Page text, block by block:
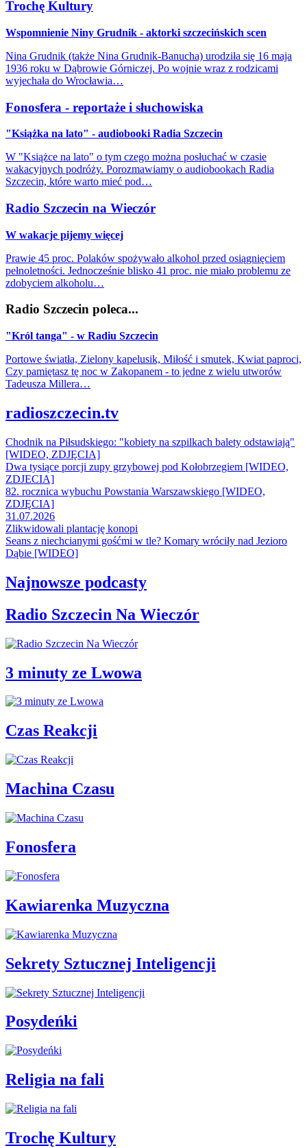
Trochę Kultury
Wspomnienie Niny Grudnik - aktorki szczecińskich scen
Nina Grudnik (także Nina Grudnik-Banucha) urodziła się 16 maja
1936 roku w Dąbrowie Górniczej. Po wojnie wraz z rodzicami
wyjechała do Wrocławia…
Fonosfera - reportaże i słuchowiska
"Książka na lato" - audiobooki Radia Szczecin
W "Książce na lato" o tym czego można posłuchać w czasie
wakacyjnych podróży. Porozmawiamy o audiobookach Radia
Szczecin, które warto mieć pod…
Radio Szczecin na Wieczór
W wakacje pijemy więcej
Prawie 45 proc. Polaków spożywało alkohol przed osiągnięciem
pełnoletności. Jednocześnie blisko 41 proc. nie miało problemu ze
zdobyciem alkoholu…
Radio Szczecin poleca...
"Król tanga" - w Radiu Szczecin
Portowe światła, Zielony kapelusik, Miłość i smutek, Kwiat paproci,
Czy pamiętasz tę noc w Zakopanem - to jedne z wielu utworów
Tadeusza Millera…
radioszczecin.tv
Chodnik na Piłsudskiego: "kobiety na szpilkach balety odstawiają"
[WIDEO, ZDJĘCIA]
Dwa tysiące porcji zupy grzybowej pod Kołobrzegiem [WIDEO,
ZDJECIA]
82. rocznica wybuchu Powstania Warszawskiego [WIDEO,
ZDJĘCIA]
31.07.2026
Zlikwidowali plantację konopi
Seans z niechcianymi gośćmi w tle? Komary wróciły nad Jezioro
Dąbie [WIDEO]
Najnowsze podcasty
Radio Szczecin Na Wieczór
3 minuty ze Lwowa
Czas Reakcji
Machina Czasu
Fonosfera
Kawiarenka Muzyczna
Sekrety Sztucznej Inteligencji
Posydeńki
Religia na fali
Trochę Kultury